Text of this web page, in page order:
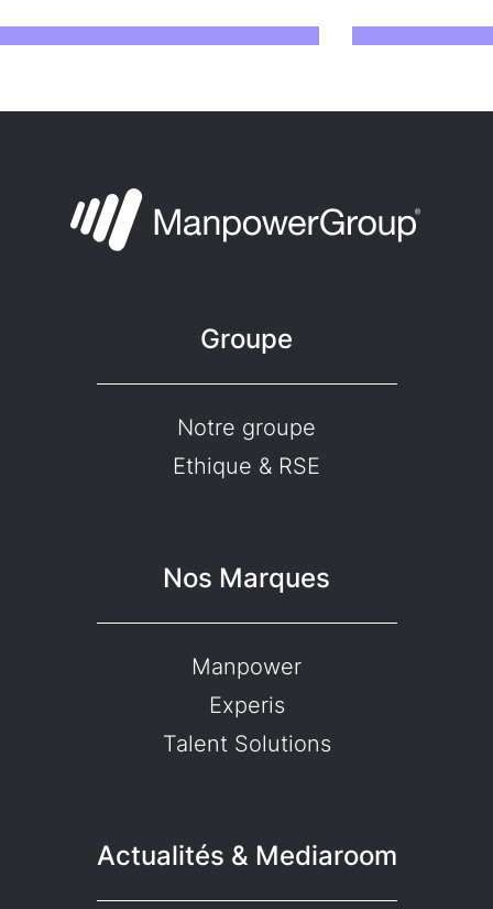
Groupe
Notre groupe
Ethique & RSE
Nos Marques
Manpower
Experis
Talent Solutions
Actualités & Mediaroom